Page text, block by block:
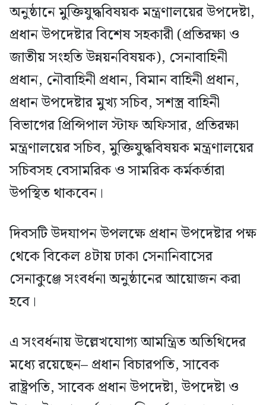
অনুষ্ঠানে মুক্তিযুদ্ধবিষয়ক মন্ত্রণালয়ের উপদেষ্টা,
প্রধান উপদেষ্টার বিশেষ সহকারী (প্রতিরক্ষা ও
জাতীয় সংহতি উন্নয়নবিষয়ক), সেনাবাহিনী
প্রধান, নৌবাহিনী প্রধান, বিমান বাহিনী প্রধান,
প্রধান উপদেষ্টার মুখ্য সচিব, সশস্ত্র বাহিনী
বিভাগের প্রিন্সিপাল স্টাফ অফিসার, প্রতিরক্ষা
মন্ত্রণালয়ের সচিব, মুক্তিযুদ্ধবিষয়ক মন্ত্রণালয়ের
সচিবসহ বেসামরিক ও সামরিক কর্মকর্তারা
উপস্থিত থাকবেন।
দিবসটি উদযাপন উপলক্ষে প্রধান উপদেষ্টার পক্ষ
থেকে বিকেল ৪টায় ঢাকা সেনানিবাসের
সেনাকুঞ্জে সংবর্ধনা অনুষ্ঠানের আয়োজন করা
হবে।
এ সংবর্ধনায় উল্লেখযোগ্য আমন্ত্রিত অতিথিদের
মধ্যে রয়েছেন– প্রধান বিচারপতি, সাবেক
রাষ্ট্রপতি, সাবেক প্রধান উপদেষ্টা, উপদেষ্টা ও